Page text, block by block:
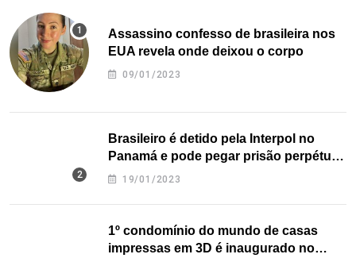
Assassino confesso de brasileira nos
EUA revela onde deixou o corpo
09/01/2023
Brasileiro é detido pela Interpol no
Panamá e pode pegar prisão perpétua
nos EUA
19/01/2023
1º condomínio do mundo de casas
impressas em 3D é inaugurado no